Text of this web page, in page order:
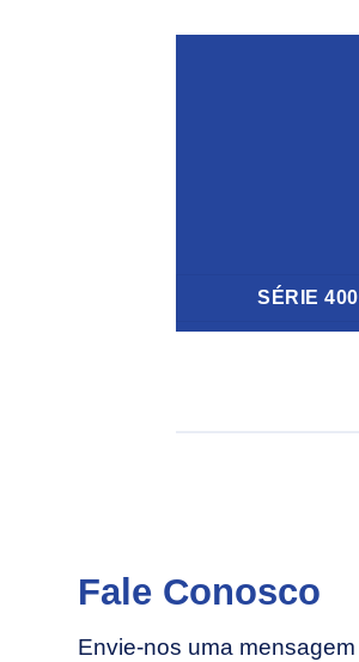
SÉRIE 400
Fale Conosco
Envie-nos uma mensagem